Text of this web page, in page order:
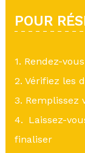
POUR
1. Rendez-
2. Vérifiez les
3. Remplissez
4. Laissez-
finaliser